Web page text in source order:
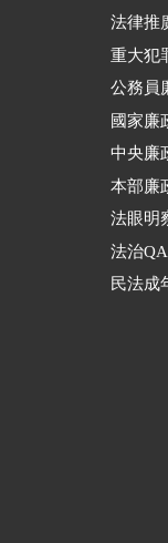
法律推
重大犯
公務員
國家廉
中央廉
本部廉
法眼明
法治QA
民法成